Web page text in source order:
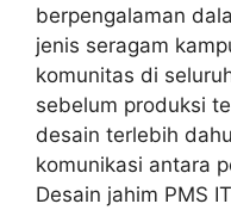
berpengalaman
jenis seragam
komunitas di
sebelum produksi
desain terlebih
komunikasi antara
Desain jahim PMS